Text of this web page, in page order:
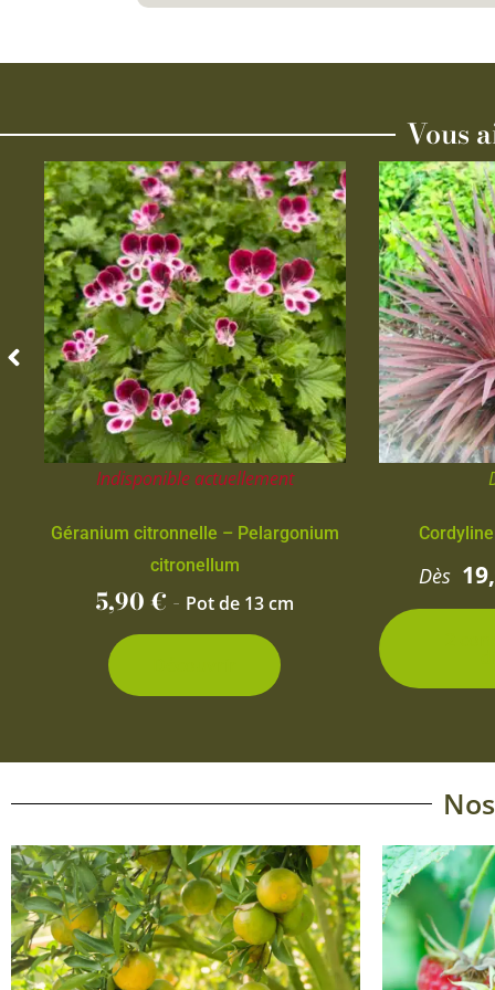
Vous
Indisponible actuellement
Géranium citronnelle – Pelargonium
citronellum
5,90€ - Pot de 13 cm
Dès